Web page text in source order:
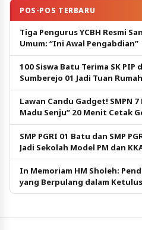
POS-POS TERBARU
Tiga Pengurus YCBH Resmi
Umum: “Ini Awal Pengabdian”
100 Siswa Batu Terima SK PIP
Sumberejo 01 Jadi Tuan
Pendidikan Gratis
Lawan Candu Gadget! SMPN
Madu Senju” 20 Menit Cetak
SMP PGRI 01 Batu dan SMP
Jadi Sekolah Model PM dan
In Memoriam HM Sholeh:
yang Berpulang dalam